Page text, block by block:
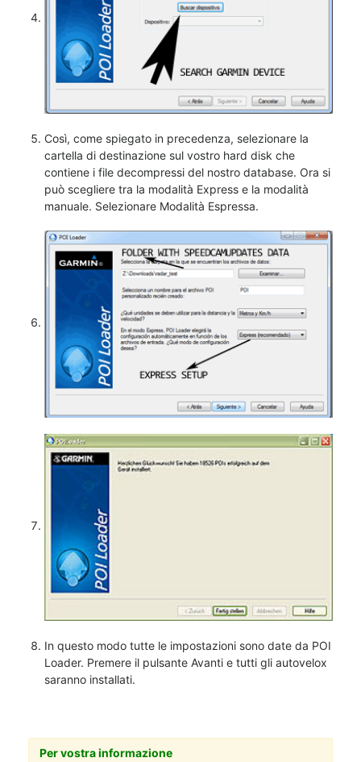
Così, come spiegato in precedenza, selezionare la
cartella di destinazione sul vostro hard disk che
contiene i file decompressi del nostro database. Ora si
può scegliere tra la modalità Express e la modalità
manuale. Selezionare Modalità Espressa.
In questo modo tutte le impostazioni sono date da POI
Loader. Premere il pulsante Avanti e tutti gli autovelox
saranno installati.
Per vostra informazione